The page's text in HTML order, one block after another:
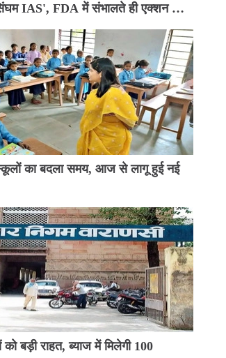
IAS', FDA में संभालते ही एक्शन मोड
का बदला समय, आज से लागू हुई नई
बड़ी राहत, ब्याज में मिलेगी 100